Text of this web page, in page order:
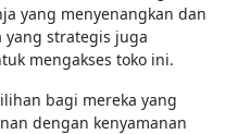
yang menyenangkan dan
yang strategis juga
mengakses toko ini.
bagi mereka yang
dengan kenyamanan